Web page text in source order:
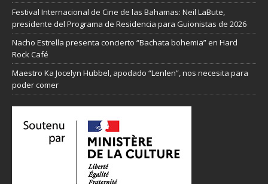
Festival Internacional de Cine de las Bahamas: Neil LaBute,
presidente del Programa de Residencia para Guionistas de 2026
Nacho Estrella presenta concierto “Bachata bohemia” en Hard
Rock Café
Maestro Ka Jocelyn Hubbel, apodado “Lenlen”, nos necesita para
poder comer